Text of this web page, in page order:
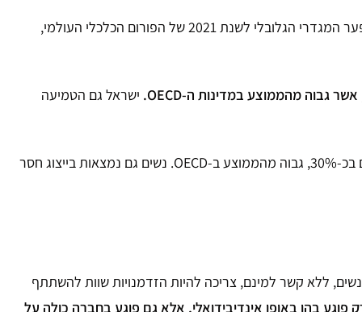
של הפורום הכלכלי העולמי,
ישראל גם הטמיעה
עם זאת, למרות ההתקדמות הללו, עדיין קיימים פערים מגדריים משמעותיים בשכר ובתפקידים. פערי השכר בין המינים בישראל מוערכים בכ-30%, גבוה מהממוצע ב-OECD. נשים גם נמצאות בייצוג חסר
ללא קשר למינם, צריכה להיות הזדמנויות שוות להשתתף
פוגע בהן באופן אינדיבידואלי, אלא גם פוגע בחברה כולה על